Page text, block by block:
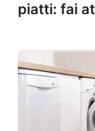
piatti: fai